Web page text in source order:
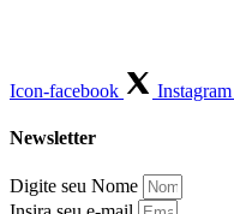
Icon-facebook Instagram
Newsletter
Digite seu Nome